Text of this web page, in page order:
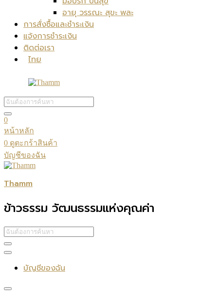
อายุ วรรณะ สุขะ พละ
การสั่งซื้อและชำระเงิน
แจ้งการชำระเงิน
ติดต่อเรา
ไทย
0
หน้าหลัก
0 ดูตะกร้าสินค้า
บัญชีของฉัน
Thamm
ข้าวธรรม วัฒนธรรมแห่งคุณค่า
บัญชีของฉัน